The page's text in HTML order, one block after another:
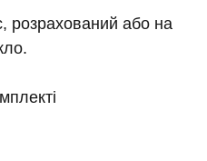
розрахований або на